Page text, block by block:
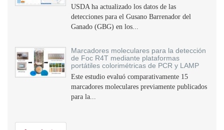
USDA ha actualizado los datos de las
detecciones para el Gusano Barrenador del
Ganado (GBG) en los...
Marcadores moleculares para la detección
de Foc R4T mediante plataformas
portátiles colorimétricas de PCR y LAMP
Este estudio evaluó comparativamente 15
marcadores moleculares previamente publicados
para la...